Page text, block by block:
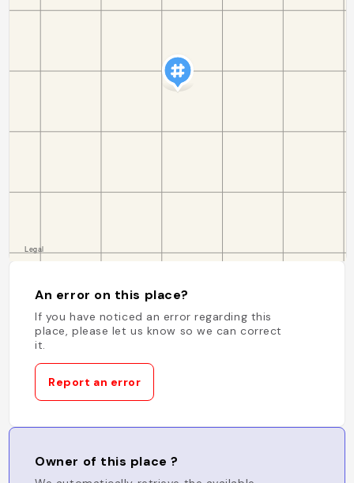
An error on this place?
If you have noticed an error regarding this
place, please let us know so we can correct
it.
Report an error
Owner of this place ?